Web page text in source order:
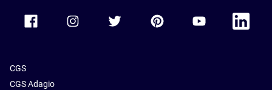
Accor Facebook Accor TwitterAccor PinterestAccor Youtube
Accor
CGS
CGS Adagio